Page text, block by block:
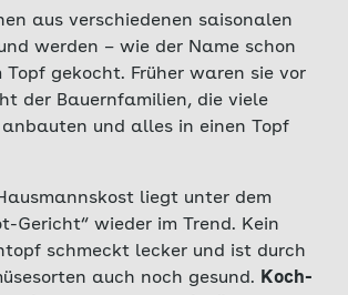
aus verschiedenen saisonalen
werden – wie der Name schon
Topf gekocht. Früher waren sie vor
der Bauernfamilien, die viele
und alles in einen Topf
liegt unter dem
Gericht“ wieder im Trend. Kein
schmeckt lecker und ist durch
auch noch gesund. Koch-